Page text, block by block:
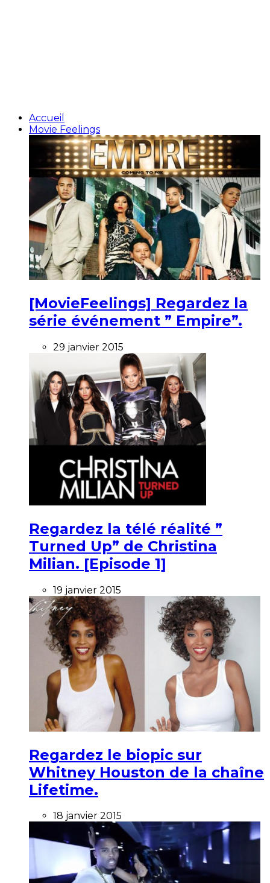
Accueil
Movie Feelings
[MovieFeelings] Regardez la
série événement ” Empire”.
29 janvier 2015
Regardez la télé réalité ”
Turned Up” de Christina
Milian. [Episode 1]
19 janvier 2015
Regardez le biopic sur
Whitney Houston de la chaîne
Lifetime.
18 janvier 2015